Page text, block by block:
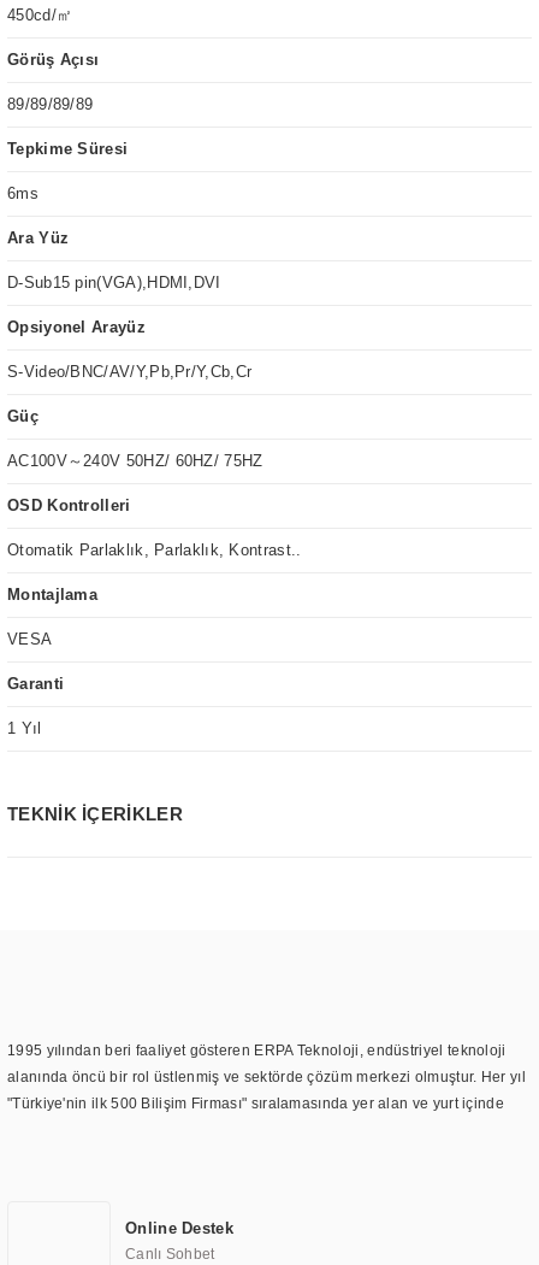
450cd/㎡
Görüş Açısı
89/89/89/89
Tepkime Süresi
6ms
Ara Yüz
D-Sub15 pin(VGA),HDMI,DVI
Opsiyonel Arayüz
S-Video/BNC/AV/Y,Pb,Pr/Y,Cb,Cr
Güç
AC100V～240V 50HZ/ 60HZ/ 75HZ
OSD Kontrolleri
Otomatik Parlaklık, Parlaklık, Kontrast..
Montajlama
VESA
Garanti
1 Yıl
TEKNİK İÇERİKLER
1995 yılından beri faaliyet gösteren ERPA Teknoloji, endüstriyel teknoloji
alanında öncü bir rol üstlenmiş ve sektörde çözüm merkezi olmuştur. Her yıl
"Türkiye'nin ilk 500 Bilişim Firması" sıralamasında yer alan ve yurt içinde
TOCHI markası altında kendi ürettiği ürünlerde kullanmıştır. Günümüzde
Online Destek
Canlı Sohbet